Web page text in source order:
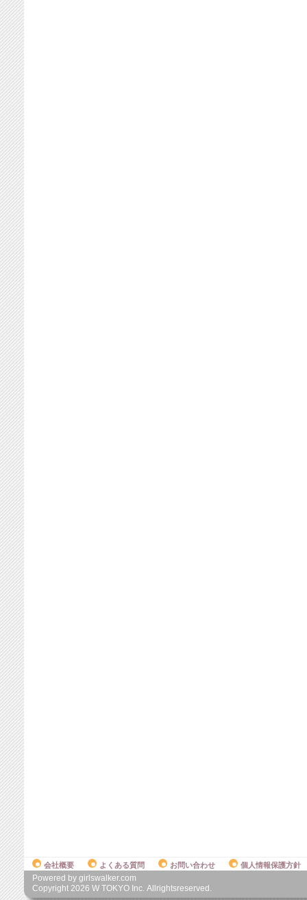
会社概要 よくある質問 お問い合わせ 個人情報保護方針
Powered by girlswalker.com
Copyright 2026 W TOKYO Inc. Allrightsreserved.